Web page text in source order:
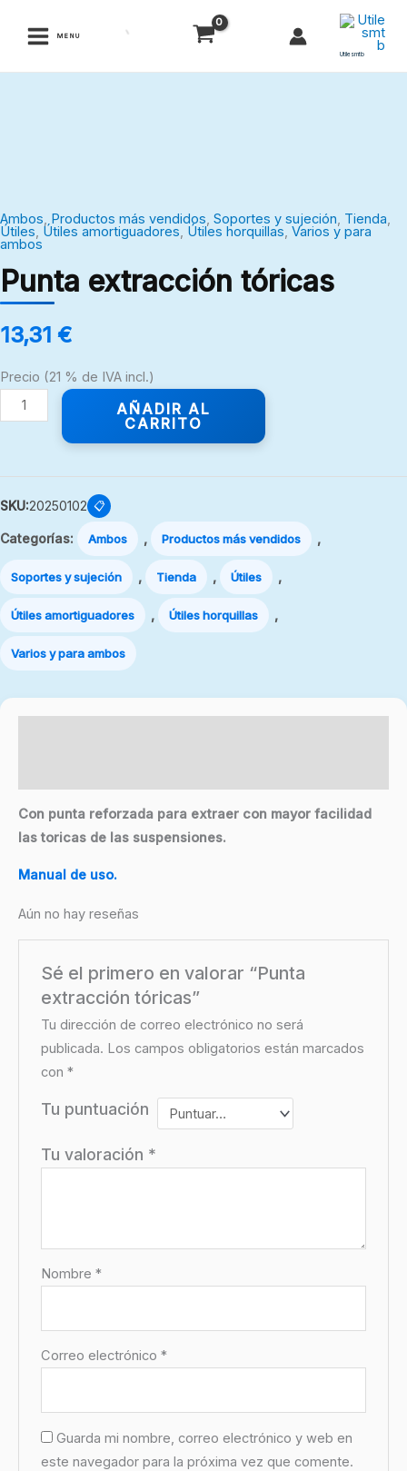
MENU
Utilesmtb
Ambos, Productos más vendidos, Soportes y sujeción, Tienda,
Útiles, Útiles amortiguadores, Útiles horquillas, Varios y para
ambos
Punta extracción tóricas
13,31 €
Precio (21 % de IVA incl.)
AÑADIR AL
CARRITO
SKU:20250102 📋
Categorías: Ambos , Productos más vendidos ,
Soportes y sujeción , Tienda , Útiles ,
Útiles amortiguadores , Útiles horquillas ,
Varios y para ambos
Con punta reforzada para extraer con mayor facilidad
las toricas de las suspensiones.
Manual de uso.
Aún no hay reseñas
Sé el primero en valorar “Punta
extracción tóricas”
Tu dirección de correo electrónico no será
publicada. Los campos obligatorios están marcados
con*
Tu puntuación
Tu valoración *
Nombre*
Correo electrónico*
Guarda mi nombre, correo electrónico y web en
este navegador para la próxima vez que comente.